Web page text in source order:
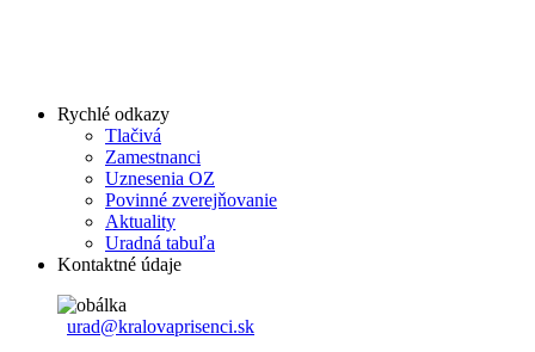
Rychlé odkazy
Tlačivá
Zamestnanci
Uznesenia OZ
Povinné zverejňovanie
Aktuality
Uradná tabuľa
Kontaktné údaje
urad@kralovaprisenci.sk